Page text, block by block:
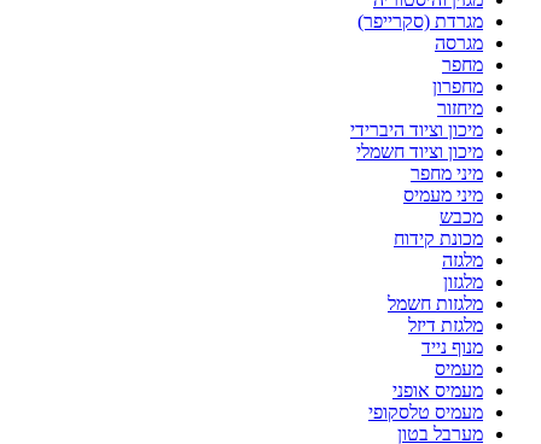
מגרדת (סקרייפר)
מגרסה
מחפר
מחפרון
מיחזור
מיכון וציוד היברידי
מיכון וציוד חשמלי
מיני מחפר
מיני מעמיס
מכבש
מכונת קידוח
מלגזה
מלגזון
מלגזות חשמל
מלגזת דיזל
מנוף נייד
מעמיס
מעמיס אופני
מעמיס טלסקופי
מערבל בטון